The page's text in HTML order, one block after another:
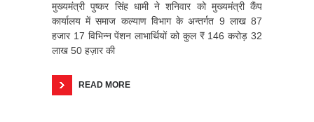
मुख्यमंत्री पुष्कर सिंह धामी ने शनिवार को मुख्यमंत्री कैंप
कार्यालय में समाज कल्याण विभाग के अन्तर्गत 9 लाख 87
हजार 17 विभिन्न पेंशन लाभार्थियों को कुल ₹ 146 करोड़ 32
लाख 50 हज़ार की
READ MORE